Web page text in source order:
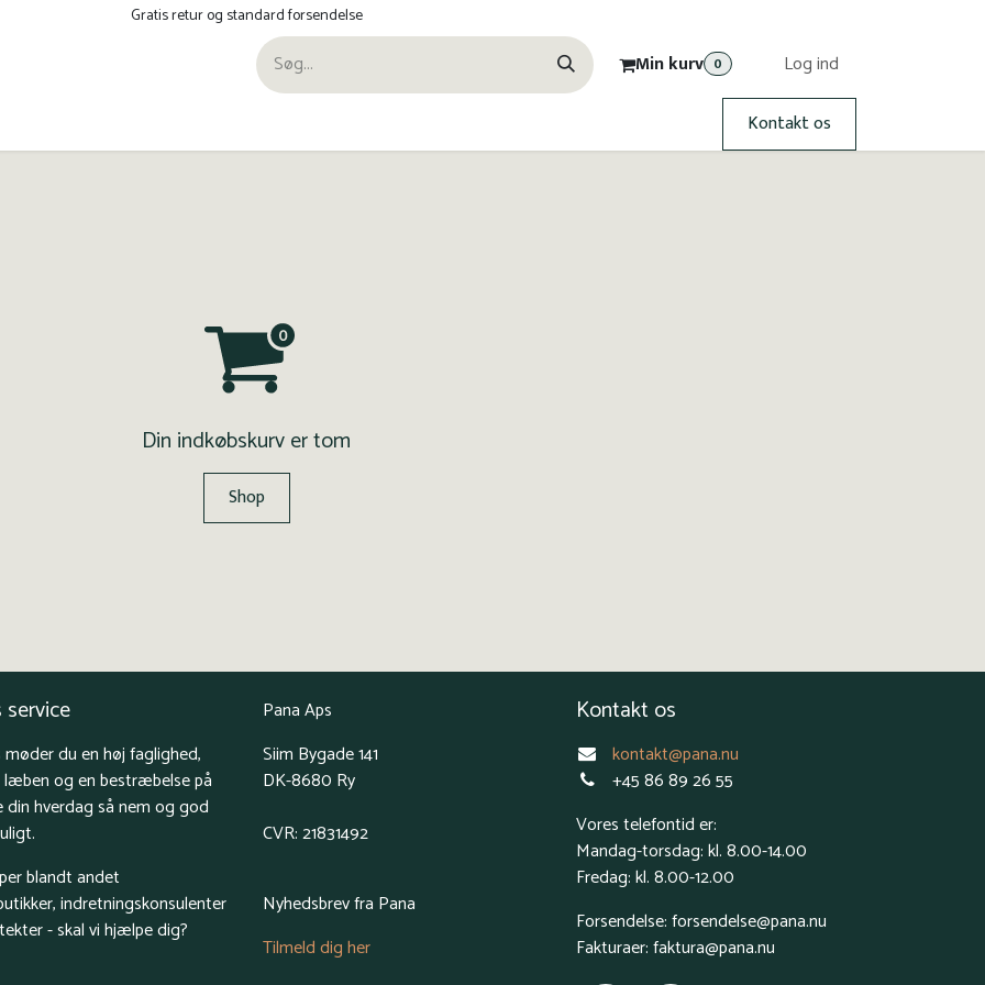
Gratis retur og standard forsendelse
Min kurv 0
Log ind
Kontakt os
Din indkøbskurv er tom
Shop
du en høj faglighed,
læben og en bestræbelse på
hverdag så nem og god
blandt andet
indretningskonsulenter
- skal vi hjælpe dig?
Pana Aps
Siim Bygade 141
DK-8680 Ry
CVR: 21831492
Nyhedsbrev fra Pana
Tilmeld dig her
Kontakt os
kontakt@pana.nu
+45 86 89 26 55
Vores telefontid er:
Mandag-torsdag: kl. 8.00-14.00
Fredag: kl. 8.00-12.00
Forsendelse: forsendelse@pana.nu
Fakturaer: faktura@pana.nu